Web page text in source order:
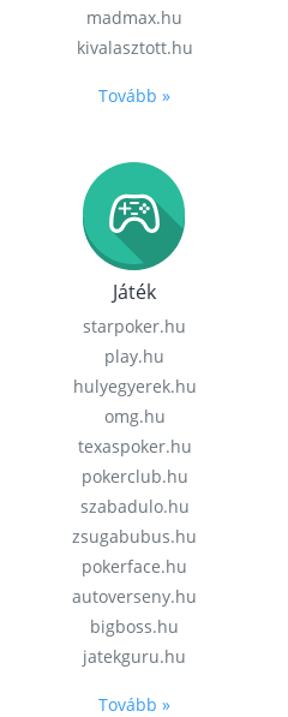
madmax.hu
kivalasztott.hu
Tovább »
Játék
starpoker.hu
play.hu
hulyegyerek.hu
omg.hu
texaspoker.hu
pokerclub.hu
szabadulo.hu
zsugabubus.hu
pokerface.hu
autoverseny.hu
bigboss.hu
jatekguru.hu
Tovább »